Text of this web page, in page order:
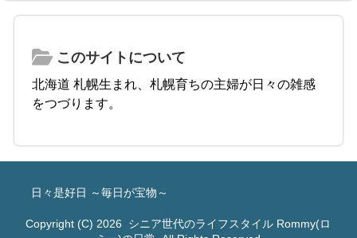
このサイトについて
北海道 札幌生まれ、札幌育ちの主婦が日々の雑感
をつづります。
日々是好日 ～毎日が宝物～
Copyright (C) 2026 シニア世代のライフスタイル Rommy(ロ